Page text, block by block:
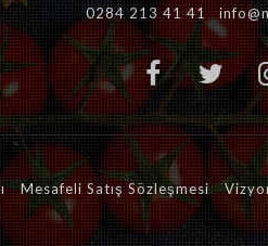
0284 213 41 41
Mesafeli Satış Sözleşmesi